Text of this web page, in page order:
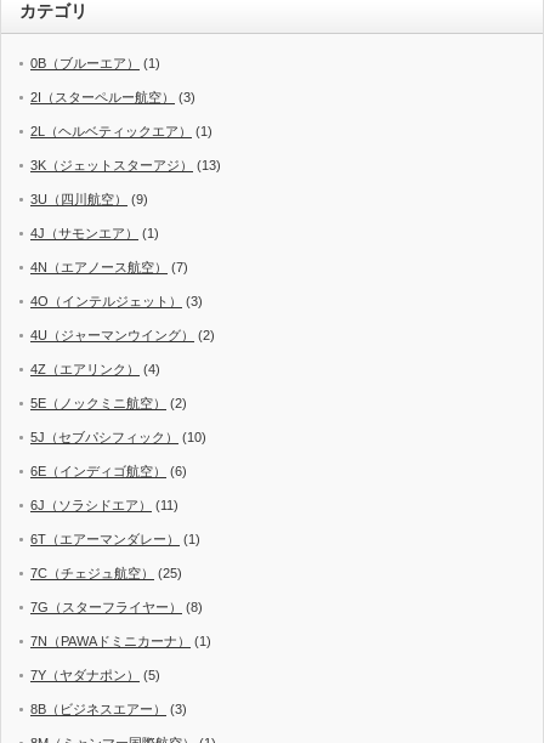
カテゴリ
0B（ブルーエア） (1)
2I（スターペルー航空） (3)
2L（ヘルベティックエア） (1)
3K（ジェットスターアジ） (13)
3U（四川航空） (9)
4J（サモンエア） (1)
4N（エアノース航空） (7)
4O（インテルジェット） (3)
4U（ジャーマンウイング） (2)
4Z（エアリンク） (4)
5E（ノックミニ航空） (2)
5J（セブパシフィック） (10)
6E（インディゴ航空） (6)
6J（ソラシドエア） (11)
6T（エアーマンダレー） (1)
7C（チェジュ航空） (25)
7G（スターフライヤー） (8)
7N（PAWAドミニカーナ） (1)
7Y（ヤダナポン） (5)
8B（ビジネスエアー） (3)